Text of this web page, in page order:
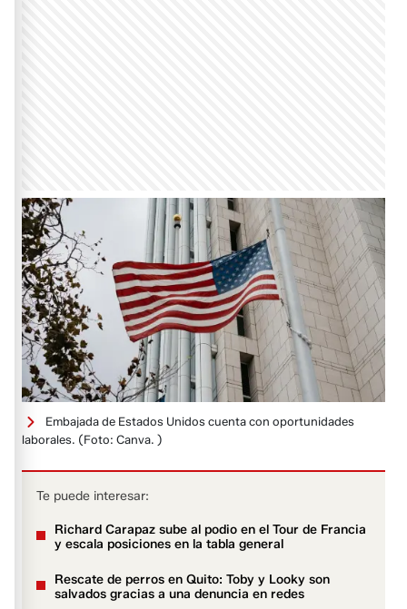
Embajada de Estados Unidos cuenta con oportunidades
laborales. (Foto: Canva. )
Te puede interesar:
Richard Carapaz sube al podio en el Tour de Francia
y escala posiciones en la tabla general
Rescate de perros en Quito: Toby y Looky son
salvados gracias a una denuncia en redes